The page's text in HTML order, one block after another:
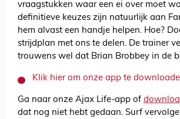
vraagstukken waar een ei over moet
definitieve keuzes zijn natuurlijk aan
hem alvast een handje helpen. Hoe?
strijdplan met ons te delen. De trainer
trouwens wel dat Brian Brobbey in de
Klik hier om onze app te
Ga naar onze Ajax Life-app of
dat nog niet hebt gedaan. Surf